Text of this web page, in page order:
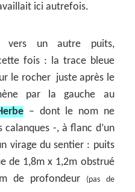
ici autrefois.
vers un autre puits,
fois : la trace bleue
le rocher juste après le
par la gauche au
– dont le nom ne
-, à flanc d’un
virage du sentier : puits
de 1,8m x 1,2m obstrué
de profondeur
(pas de